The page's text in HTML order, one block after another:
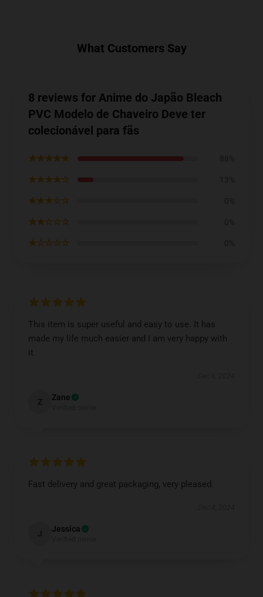
What Customers Say
8 reviews for Anime do Japão Bleach
PVC Modelo de Chaveiro Deve ter
colecionável para fãs
★★★★★
★★★★☆
★★★☆☆
★★☆☆☆
★☆☆☆☆
This item is super useful and easy to use. It has
made my life much easier and I am very happy with
it.
Z Zane
Fast delivery and great packaging, very pleased.
J Jessica